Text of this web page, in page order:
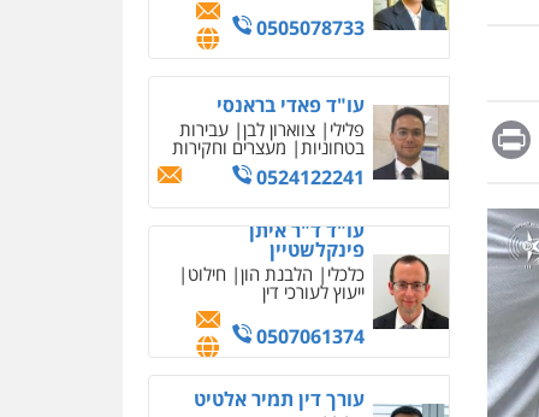
Message
Print
0505078733
עו"ד פאדי בראנסי
פלילי צווארון לבן עבירות
בטחוניות מעצרים וחקירות
0524122241
עו"ד ד"ר איתן
פינקלשטיין
כלכלי הלבנת הון חילוט
ייעוץ לעורכי דין
0507061374
עורך דין תמיר אלטיט
אחסון אתרים
מהירות הגנה גיבוי
תמיכה שירותים מקצועיים
לעורכי דין
מרכז התחלה חדשה
עבירות מין
שירותים מקצועיים לעורכי
דין
0544500346
מאיה בלום, עו"ס,
טיפול ושיקום
טיפול בהתמכרויות
שירותים מקצועיים לעורכי
דין